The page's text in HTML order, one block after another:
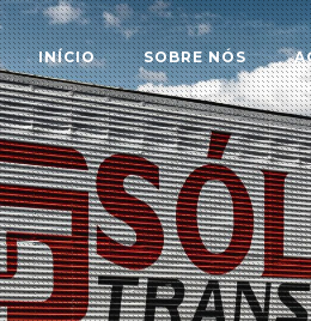
INÍCIO SOBRE NÓS